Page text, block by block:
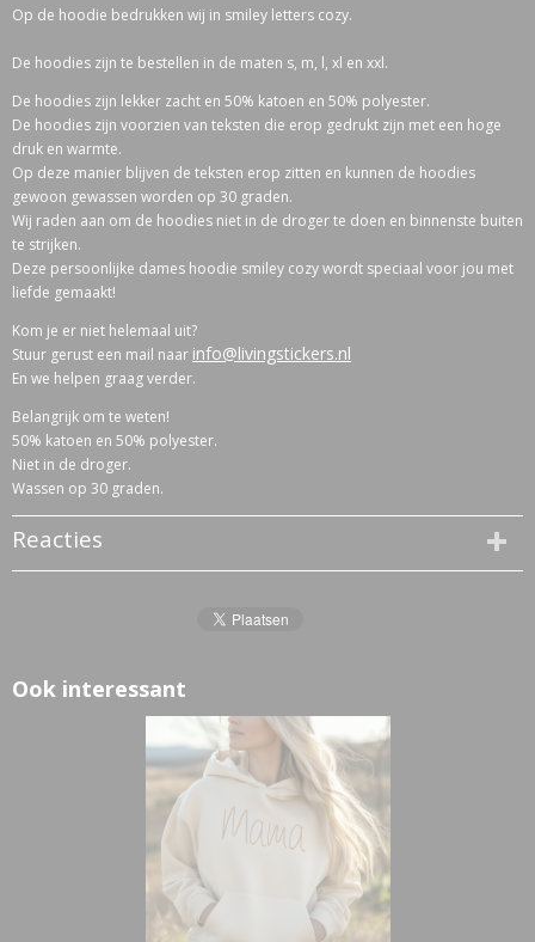
Op de hoodie bedrukken wij in smiley letters cozy.
De hoodies zijn te bestellen in de maten s, m, l, xl en xxl.
De hoodies zijn lekker zacht en 50% katoen en 50% polyester.
De hoodies zijn voorzien van teksten die erop gedrukt zijn met een hoge
druk en warmte.
Op deze manier blijven de teksten erop zitten en kunnen de hoodies
gewoon gewassen worden op 30 graden.
Wij raden aan om de hoodies niet in de droger te doen en binnenste buiten
te strijken.
Deze persoonlijke dames hoodie smiley cozy wordt speciaal voor jou met
liefde gemaakt!
Kom je er niet helemaal uit?
Stuur gerust een mail naar info@livingstickers.nl
En we helpen graag verder.
Belangrijk om te weten!
50% katoen en 50% polyester.
Niet in de droger.
Wassen op 30 graden.
Reacties
Ook interessant